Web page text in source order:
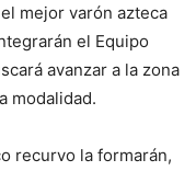
mejor varón azteca
el Equipo
avanzar a la zona
modalidad.
recurvo la formarán,